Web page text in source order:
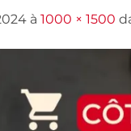
à 1000 × 1500